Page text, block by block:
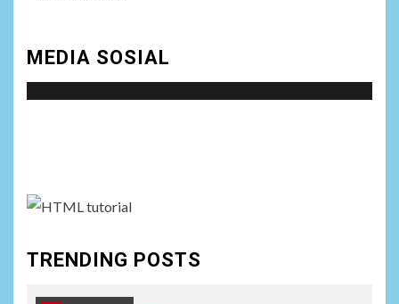
MEDIA SOSIAL
TRENDING POSTS
8 NEWS
Ucapan Diduga
Merendahkan Wartawan
Permai RW 010